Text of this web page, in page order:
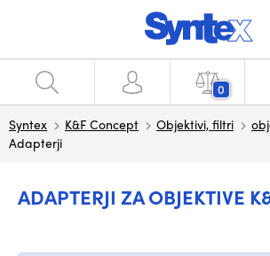
0
Syntex K&F Concept Objektivi, filtri
Adapterji
ADAPTERJI ZA OBJEKTIVE